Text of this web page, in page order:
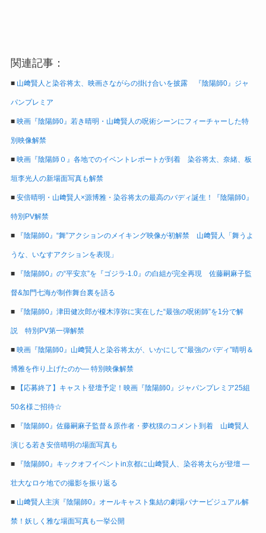
関連記事：
■ 山﨑賢人と染谷将太、映画さながらの掛け合いを披露 『陰陽師0』ジャ
パンプレミア
■ 映画『陰陽師0』若き晴明・山﨑賢人の呪術シーンにフィーチャーした特
別映像解禁
■ 映画『陰陽師０』各地でのイベントレポートが到着 染谷将太、奈緒、板
垣李光人の新場面写真も解禁
■ 安倍晴明・山﨑賢人×源博雅・染谷将太の最高のバディ誕生！『陰陽師0』
特別PV解禁
■ 『陰陽師0』“舞”アクションのメイキング映像が初解禁 山﨑賢人「舞うよ
うな、いなすアクションを表現」
■ 『陰陽師0』の“平安京”を『ゴジラ-1.0』の白組が完全再現 佐藤嗣麻子監
督&加門七海が制作舞台裏を語る
■ 『陰陽師0』津田健次郎が榎木淳弥に実在した“最強の呪術師”を1分で解
説 特別PV第一弾解禁
■ 映画『陰陽師0』山﨑賢人と染谷将太が、いかにして“最強のバディ”晴明＆
博雅を作り上げたのか― 特別映像解禁
■ 【応募終了】キャスト登壇予定！映画『陰陽師0』ジャパンプレミア25組
50名様ご招待☆
■ 『陰陽師0』佐藤嗣麻子監督＆原作者・夢枕獏のコメント到着 山﨑賢人
演じる若き安倍晴明の場面写真も
■ 『陰陽師0』キックオフイベントin京都に山﨑賢人、染谷将太らが登壇 ―
壮大なロケ地での撮影を振り返る
■ 山﨑賢人主演『陰陽師0』オールキャスト集結の劇場バナービジュアル解
禁！妖しく雅な場面写真も一挙公開